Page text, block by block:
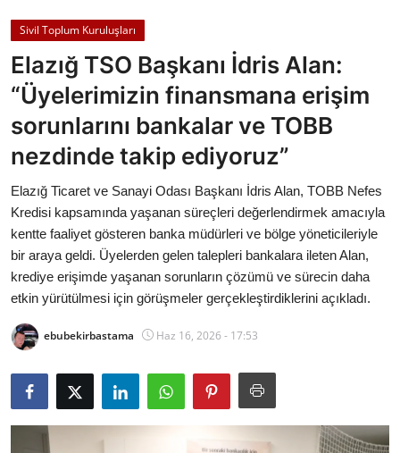
Cumhurbaşkanlığı
Bakanlıklar
Siyasi Partiler
Toplum ve Yaşam
Sivil Toplum Kuruluşları
Kamu Kurumları ve Üst Kurullar
Resmi Reklamlar
Sivil Toplum Kuruluşları
Elazığ TSO Başkanı İdris Alan:
“Üyelerimizin finansmana erişim
sorunlarını bankalar ve TOBB
nezdinde takip ediyoruz”
Elazığ Ticaret ve Sanayi Odası Başkanı İdris Alan, TOBB Nefes
Kredisi kapsamında yaşanan süreçleri değerlendirmek amacıyla
kentte faaliyet gösteren banka müdürleri ve bölge yöneticileriyle
bir araya geldi. Üyelerden gelen talepleri bankalara ileten Alan,
krediye erişimde yaşanan sorunların çözümü ve sürecin daha
etkin yürütülmesi için görüşmeler gerçekleştirdiklerini açıkladı.
ebubekirbastama Haz 16, 2026 - 17:53